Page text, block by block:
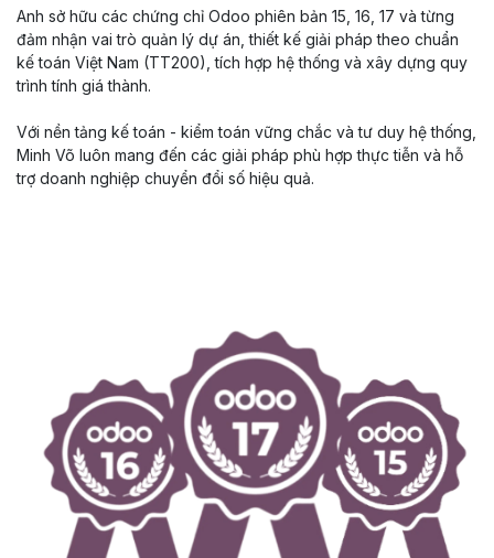
Anh sở hữu các chứng chỉ Odoo phiên bản 15, 16, 17 và từng
đảm nhận vai trò quản lý dự án, thiết kế giải pháp theo chuẩn
kế toán Việt Nam (TT200), tích hợp hệ thống và xây dựng quy
trình tính giá thành.
Với nền tảng kế toán - kiểm toán vững chắc và tư duy hệ thống,
Minh Võ luôn mang đến các giải pháp phù hợp thực tiễn và hỗ
trợ doanh nghiệp chuyển đổi số hiệu quả.